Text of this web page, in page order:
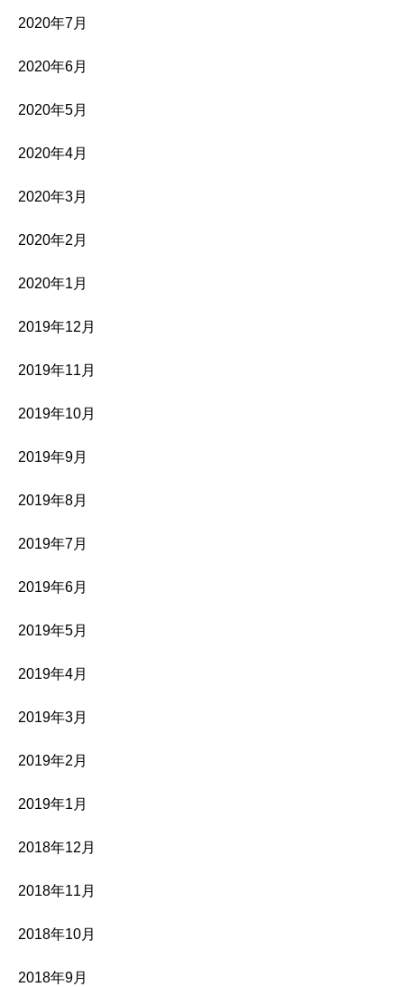
2020年7月
2020年6月
2020年5月
2020年4月
2020年3月
2020年2月
2020年1月
2019年12月
2019年11月
2019年10月
2019年9月
2019年8月
2019年7月
2019年6月
2019年5月
2019年4月
2019年3月
2019年2月
2019年1月
2018年12月
2018年11月
2018年10月
2018年9月